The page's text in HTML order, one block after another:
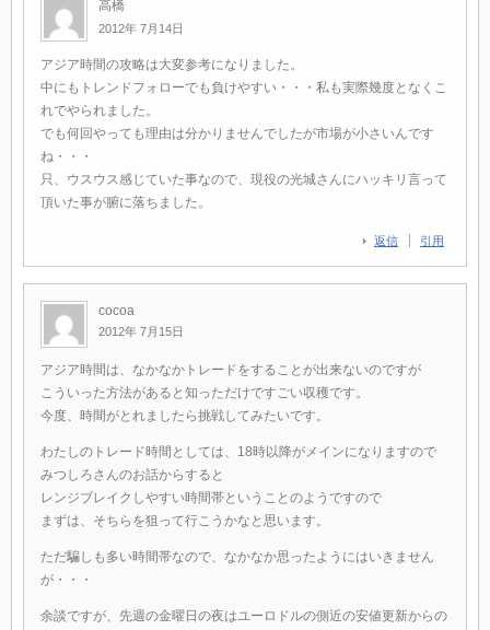
高橋
2012年 7月14日
返信 引用
アジア時間の攻略は大変参考になりました。
中にもトレンドフォローでも負けやすい・・・私も実際幾度となくこ
れでやられました。
でも何回やっても理由は分かりませんでしたが市場が小さいんです
ね・・・
只、ウスウス感じていた事なので、現役の光城さんにハッキリ言って
頂いた事が腑に落ちました。
cocoa
2012年 7月15日
アジア時間は、なかなかトレードをすることが出来ないのですが
こういった方法があると知っただけですごい収穫です。
今度、時間がとれましたら挑戦してみたいです。
わたしのトレード時間としては、18時以降がメインになりますので
みつしろさんのお話からすると
レンジブレイクしやすい時間帯ということのようですので
まずは、そちらを狙って行こうかなと思います。
ただ騙しも多い時間帯なので、なかなか思ったようにはいきません
が・・・
余談ですが、先週の金曜日の夜はユーロドルの側近の安値更新からの